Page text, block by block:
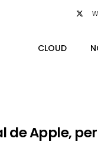
CLOUD
de Apple,